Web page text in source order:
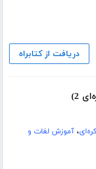
دریافت از کتابراه
،آموزش لغات و